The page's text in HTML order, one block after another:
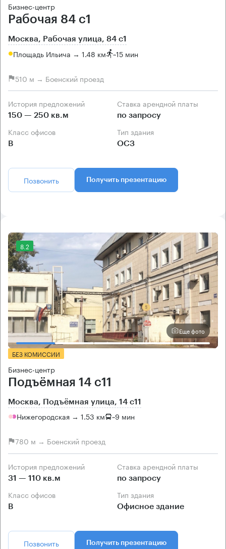
Бизнес-центр
Рабочая 84 с1
Москва, Рабочая улица, 84 с1
Площадь Ильича → 1.48 км ~15 мин
510 м → Боенский проезд
История предложений
150 — 250 кв.м
Ставка арендной платы
по запросу
Класс офисов
B
Тип здания
ОСЗ
Позвонить Получить презентацию
8.2
Еще фото
БЕЗ КОМИССИИ
Бизнес-центр
Подъёмная 14 с11
Москва, Подъёмная улица, 14 с11
Нижегородская → 1.53 км ~9 мин
780 м → Боенский проезд
История предложений
31 — 110 кв.м
Ставка арендной платы
по запросу
Класс офисов
B
Тип здания
Офисное здание
Позвонить Получить презентацию